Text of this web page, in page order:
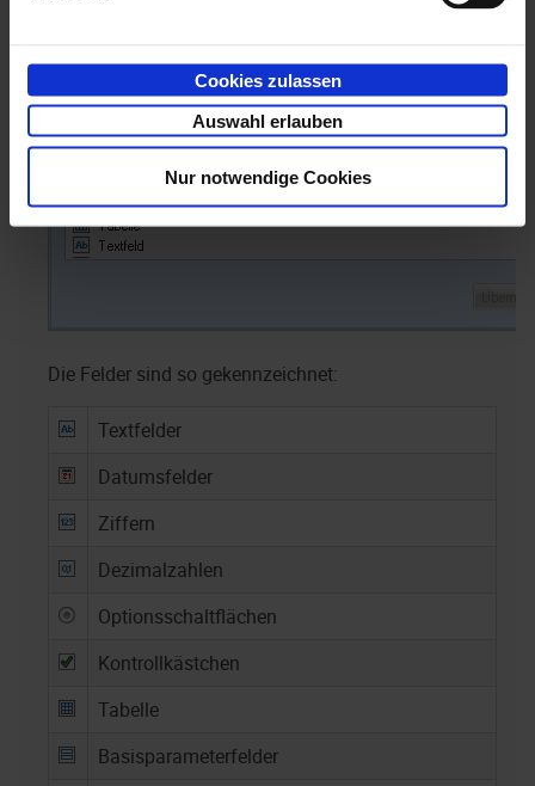
Cookies zulassen
Auswahl erlauben
Nur notwendige Cookies
Die Felder sind so gekennzeichnet:
Textfelder
Datumsfelder
Ziffern
Dezimalzahlen
Optionsschaltflächen
Kontrollkästchen
Tabelle
Basisparameterfelder